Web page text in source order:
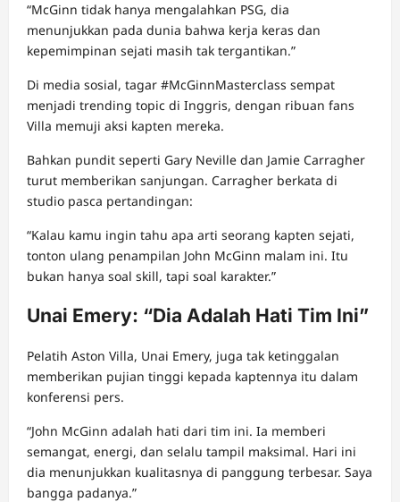
“McGinn tidak hanya mengalahkan PSG, dia
menunjukkan pada dunia bahwa kerja keras dan
kepemimpinan sejati masih tak tergantikan.”
Di media sosial, tagar #McGinnMasterclass sempat
menjadi trending topic di Inggris, dengan ribuan fans
Villa memuji aksi kapten mereka.
Bahkan pundit seperti Gary Neville dan Jamie Carragher
turut memberikan sanjungan. Carragher berkata di
studio pasca pertandingan:
“Kalau kamu ingin tahu apa arti seorang kapten sejati,
tonton ulang penampilan John McGinn malam ini. Itu
bukan hanya soal skill, tapi soal karakter.”
Unai Emery: “Dia Adalah Hati Tim Ini”
Pelatih Aston Villa, Unai Emery, juga tak ketinggalan
memberikan pujian tinggi kepada kaptennya itu dalam
konferensi pers.
“John McGinn adalah hati dari tim ini. Ia memberi
semangat, energi, dan selalu tampil maksimal. Hari ini
dia menunjukkan kualitasnya di panggung terbesar. Saya
bangga padanya.”